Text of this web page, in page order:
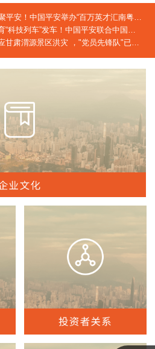
中国平安举办“百万英才汇南粤”2026校企合作交流会
车！中国平安联合中国青基会发起2026年“少年科技中国行”活动
区洪灾 ，"党员先锋队"已奔赴灾区一线，完成首笔车险赔付